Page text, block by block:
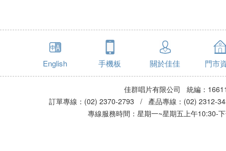
English 手機板 關於佳佳 門市
佳群唱片有限公司 統編：
訂單專線：(02) 2370-2793 / 產品專線：(02)
專線服務時間：星期一~星期五上午10:30-